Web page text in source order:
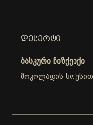
ᲓᲔᲡᲔᲠᲢᲘ
ბასკური ჩიზქეიქი
შოკოლადის სოუსით